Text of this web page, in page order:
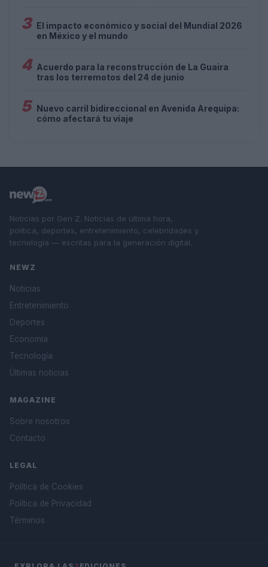
3 El impacto económico y social del Mundial 2026
en México y el mundo
4 Acuerdo para la reconstrucción de La Guaira
tras los terremotos del 24 de junio
5 Nuevo carril bidireccional en Avenida Arequipa:
cómo afectará tu viaje
Noticias por Gen Z. Noticias de última hora,
política, deportes, entretenimiento, celebridades y
tecnología — escritas para la generación digital.
NEWZ
Noticias
Entretenimiento
Deportes
Economía
Tecnología
Últimas noticias
MAGAZINE
Sobre nosotros
Contacto
LEGAL
Política de Cookies
Política de Privacidad
Términos